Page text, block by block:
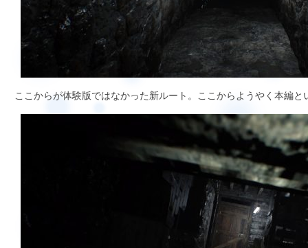
ここからが体験版ではなかった新ルート。ここからようやく本編と